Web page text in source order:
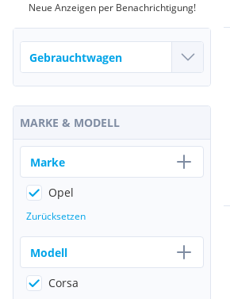
Neue Anzeigen per Benachrichtigung!
MARKE & MODELL
Marke
Opel
Zurücksetzen
Modell
Corsa